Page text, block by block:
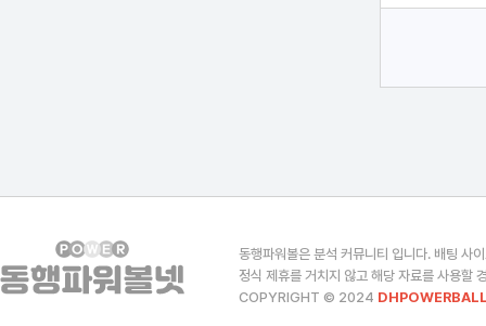
동행파워볼은 분석 커뮤니티 입니다. 배팅 사
정식 제휴를 거치지 않고 해당 자료를 사용할
COPYRIGHT © 2024